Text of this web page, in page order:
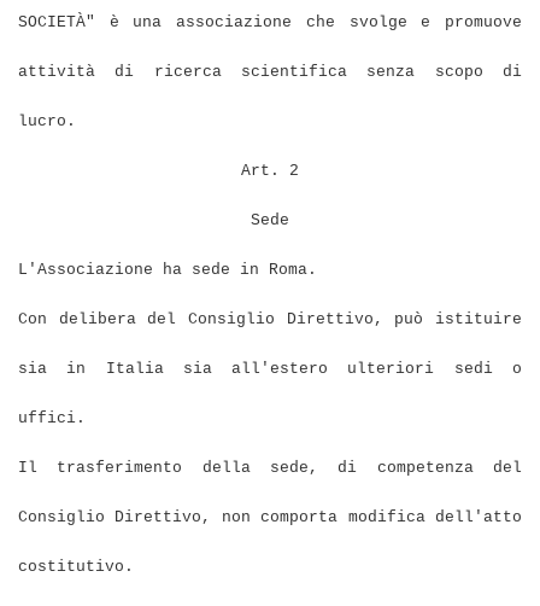
SOCIETÀ" è una associazione che svolge e promuove
attività di ricerca scientifica senza scopo di
lucro.
Art. 2
Sede
L'Associazione ha sede in Roma.
Con delibera del Consiglio Direttivo, può istituire
sia in Italia sia all'estero ulteriori sedi o
uffici.
Il trasferimento della sede, di competenza del
Consiglio Direttivo, non comporta modifica dell'atto
costitutivo.